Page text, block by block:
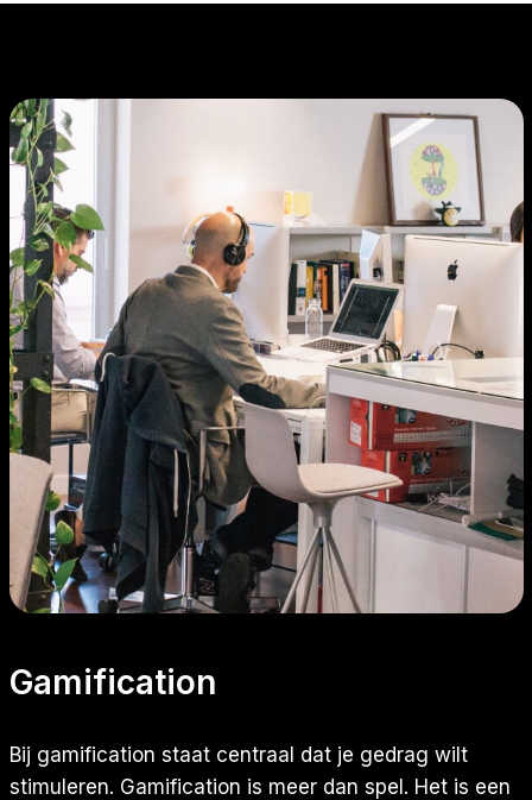
Gamification
Bij gamification staat centraal dat je gedrag wilt
stimuleren. Gamification is meer dan spel. Het is een